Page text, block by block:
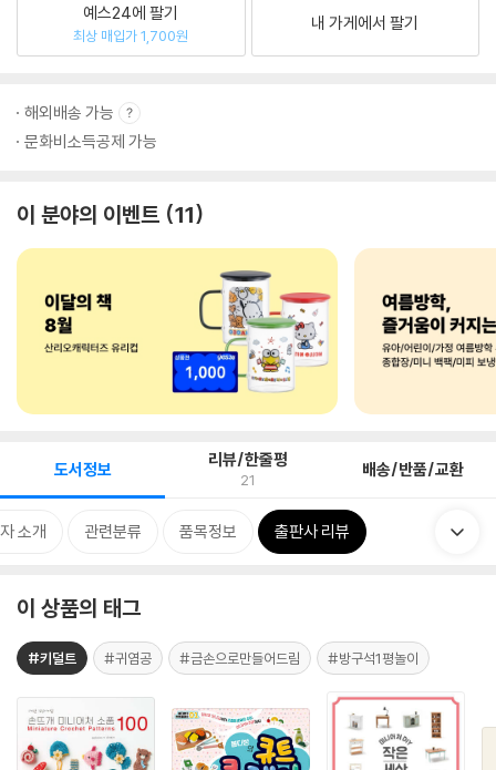
예스24에 팔기
최상 매입가 1,700원
내 가게에서 팔기
해외배송 가능
문화비소득공제 가능
이 분야의 이벤트 11
도서정보 리뷰/한줄평
21 배송/반품/교환
소개 관련분류 품목정보 출판사 리뷰
이 상품의 태그
#키덜트 #귀염공 #금손으로만들어드림 #방구석1평놀이